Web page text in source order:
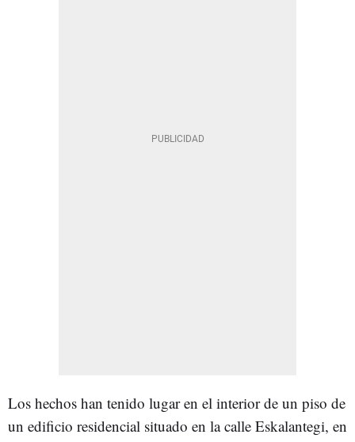
Los hechos han tenido lugar en el interior de un piso de
un edificio residencial situado en la calle Eskalantegi, en